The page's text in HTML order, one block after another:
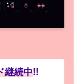
継続中!!